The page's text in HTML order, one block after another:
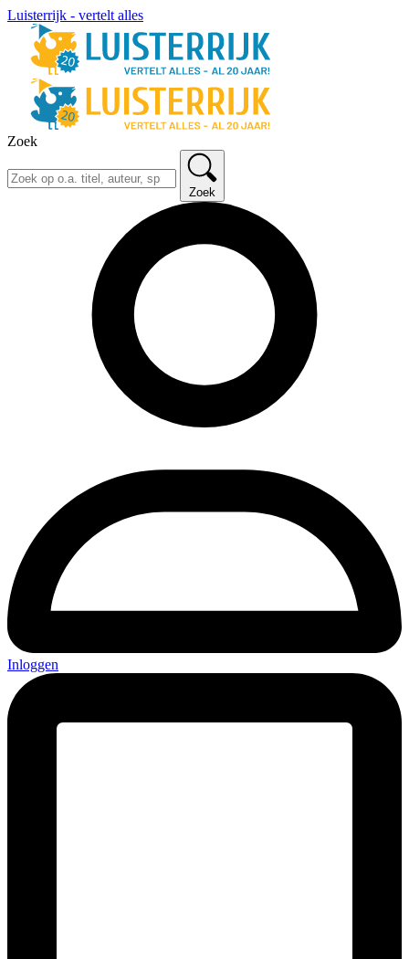
Luisterrijk - vertelt alles
Zoek
Zoek
Inloggen